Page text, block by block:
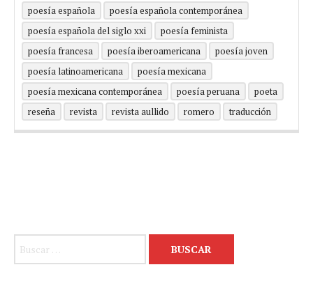
poesía española
poesía española contemporánea
poesía española del siglo xxi
poesía feminista
poesía francesa
poesía iberoamericana
poesía joven
poesía latinoamericana
poesía mexicana
poesía mexicana contemporánea
poesía peruana
poeta
reseña
revista revista aullido romero traducción